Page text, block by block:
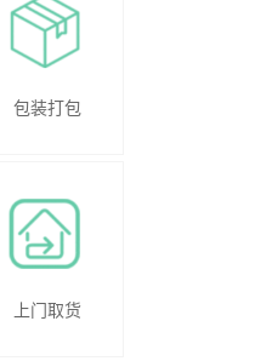
包装打包
上门取货